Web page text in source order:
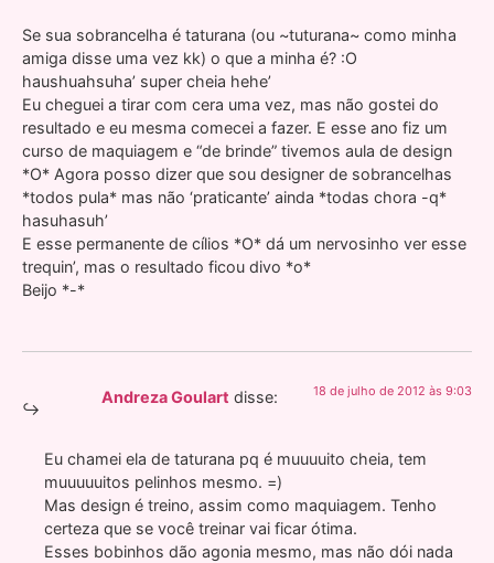
Se sua sobrancelha é taturana (ou ~tuturana~ como minha
amiga disse uma vez kk) o que a minha é? :O
haushuahsuha’ super cheia hehe’
Eu cheguei a tirar com cera uma vez, mas não gostei do
resultado e eu mesma comecei a fazer. E esse ano fiz um
curso de maquiagem e “de brinde” tivemos aula de design
*O* Agora posso dizer que sou designer de sobrancelhas
*todos pula* mas não ‘praticante’ ainda *todas chora -q*
hasuhasuh’
E esse permanente de cílios *O* dá um nervosinho ver esse
trequin’, mas o resultado ficou divo *o*
Beijo *-*
Andreza Goulart disse: 18 de julho de 2012 às 9:03
Eu chamei ela de taturana pq é muuuuito cheia, tem
muuuuuitos pelinhos mesmo. =)
Mas design é treino, assim como maquiagem. Tenho
certeza que se você treinar vai ficar ótima.
Esses bobinhos dão agonia mesmo, mas não dói nada